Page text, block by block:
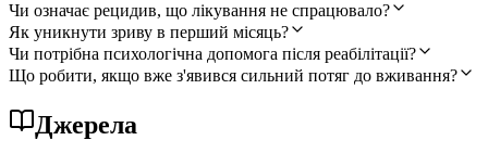
Чи означає рецидив, що лікування не спрацювало?
Як уникнути зриву в перший місяць?
Чи потрібна психологічна допомога після реабілітації?
Що робити, якщо вже з'явився сильний потяг до вживання?
Джерела